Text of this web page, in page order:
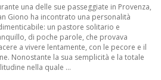
una delle sue passeggiate in Provenza,
Giono ha incontrato una personalità
un pastore solitario e
di poche parole, che provava
a vivere lentamente, con le pecore e il
Nonostante la sua semplicità e la totale
nella quale ...